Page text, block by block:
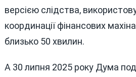
версією слідства,
координації фінансових
близько 50 хвилин.
А 30 липня 2025 року Дума